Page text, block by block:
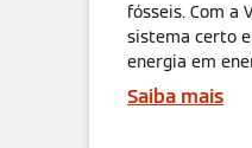
fósseis. Com a
sistema certo
energia em
Saiba mais